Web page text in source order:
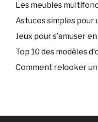
Les meubles
Astuces simples
Jeux pour s’amuser
Top 10 des modèles
Comment relooker